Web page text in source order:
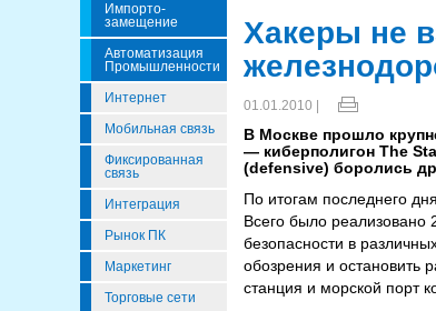
Импорто­
Замещение
Автоматизация
Промышленности
Интернет
Мобильная связь
Фиксированная
связь
Интеграция
Рынок ПК
Маркетинг
Торговые сети
Хакеры не
01.01.2010 |
В Москве прошло
— киберполигон The
(defensive) боролись
По итогам последнего
Всего было реализовано
безопасности в
обозрения и остановить
станция и морской порт